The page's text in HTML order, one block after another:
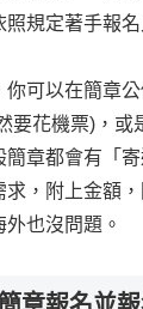
規定著手報名
你可以在簡章
要花機票)，或
簡章都會有「
求，附上金額
也沒問題。